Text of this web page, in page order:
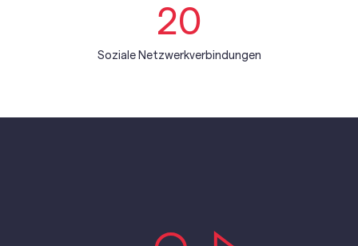
Soziale Netzwerkverbindungen
20